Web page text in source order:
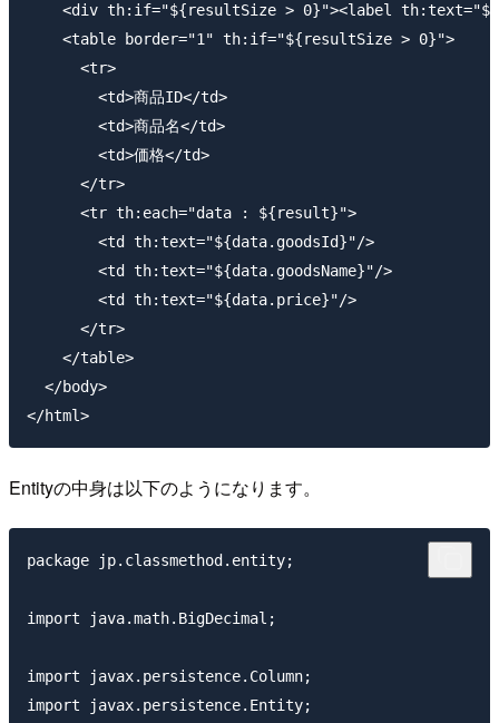
<div th:if="${resultSize > 0}"><label
    <table border="1" th:if="${resultSize > 0}">
      <tr>
        <td>商品ID</td>
        <td>商品名</td>
        <td>価格</td>
      </tr>
      <tr th:each="data : ${result}">
        <td th:text="${data.goodsId}"/>
        <td th:text="${data.goodsName}"/>
        <td th:text="${data.price}"/>
      </tr>
    </table>
  </body>
Entityの中身は以下のようになります。
package jp.classmethod.entity;
import java.math.BigDecimal;
import javax.persistence.Column;
import javax.persistence.Entity;